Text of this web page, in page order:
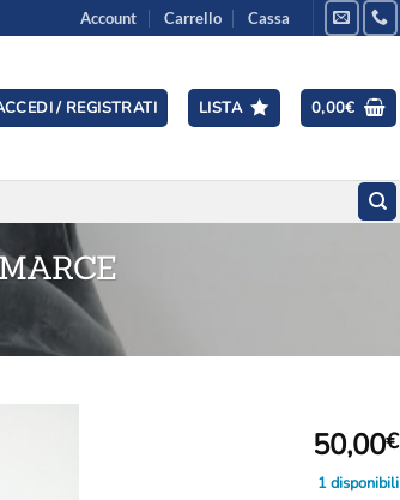
Account Carrello Cassa
/ REGISTRATI LISTA 0,00€
50,00€
1 disponibili